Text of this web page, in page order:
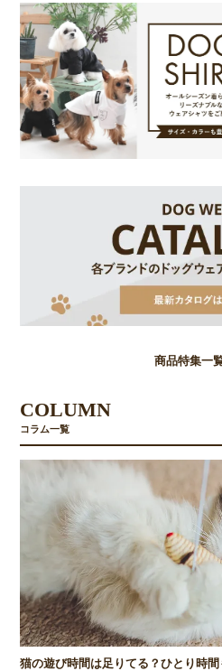
商品特集一
COLUMN
コラム一覧
猫の遊び時間は足りてる？ひとり時